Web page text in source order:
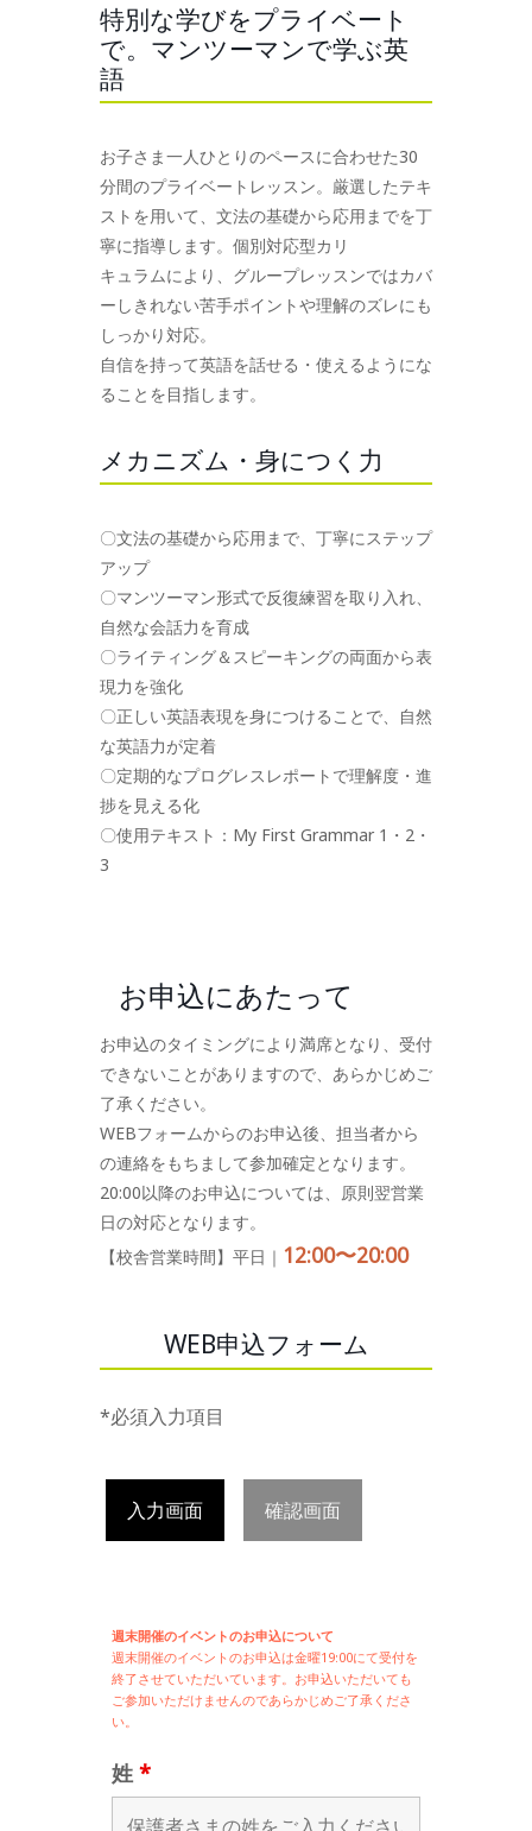
特別な学びをプライベート
で。マンツーマンで学ぶ英
語
お子さま一人ひとりのペースに合わせた30
分間のプライベートレッスン。厳選したテキ
ストを用いて、文法の基礎から応用までを丁
寧に指導します。個別対応型カリ
キュラムにより、グループレッスンではカバ
ーしきれない苦手ポイントや理解のズレにも
しっかり対応。
自信を持って英語を話せる・使えるようにな
ることを目指します。
メカニズム・身につく力
〇文法の基礎から応用まで、丁寧にステップ
アップ
〇マンツーマン形式で反復練習を取り入れ、
自然な会話力を育成
〇ライティング＆スピーキングの両面から表
現力を強化
〇正しい英語表現を身につけることで、自然
な英語力が定着
〇定期的なプログレスレポートで理解度・進
捗を見える化
〇使用テキスト：My First Grammar 1・2・
3
お申込にあたって
お申込のタイミングにより満席となり、受付
できないことがありますので、あらかじめご
了承ください。
WEBフォームからのお申込後、担当者から
の連絡をもちまして参加確定となります。
20:00以降のお申込については、原則翌営業
日の対応となります。
【校舎営業時間】平日｜ 12:00〜20:00
WEB申込フォーム
*必須入力項目
入力画面 確認画面
週末開催のイベントのお申込について
週末開催のイベントのお申込は金曜19:00にて受付を
終了させていただいています。お申込いただいても
ご参加いただけませんのであらかじめご了承くださ
い。
姓 *